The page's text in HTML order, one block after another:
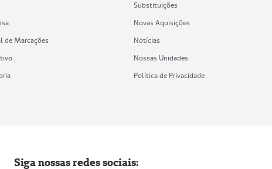
de Marcações
Substituições
Novas Aquisições
Notícias
Nossas Unidades
Política de Privacidade
Siga nossas redes sociais: